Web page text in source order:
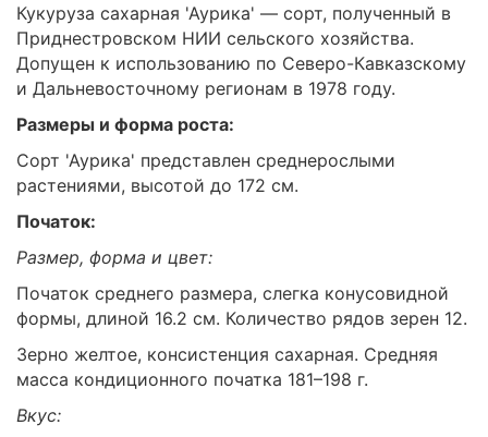
Кукуруза сахарная 'Аурика' — сорт, полученный в
Приднестровском НИИ сельского хозяйства.
Допущен к использованию по Северо-Кавказскому
и Дальневосточному регионам в 1978 году.
Размеры и форма роста:
Сорт 'Аурика' представлен среднерослыми
растениями, высотой до 172 см.
Початок:
Размер, форма и цвет:
Початок среднего размера, слегка конусовидной
формы, длиной 16.2 см. Количество рядов зерен 12.
Зерно желтое, консистенция сахарная. Средняя
масса кондиционного початка 181–198 г.
Вкус: